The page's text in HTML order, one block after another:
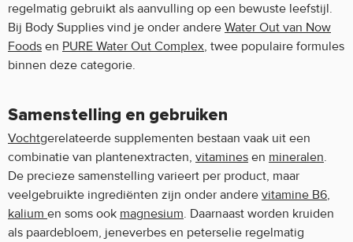
regelmatig gebruikt als aanvulling op een bewuste leefstijl.
Bij Body Supplies vind je onder andere Water Out van Now
Foods en PURE Water Out Complex, twee populaire formules
binnen deze categorie.
Samenstelling en gebruiken
Vochtgerelateerde supplementen bestaan vaak uit een
combinatie van plantenextracten, vitamines en mineralen.
De precieze samenstelling varieert per product, maar
veelgebruikte ingrediënten zijn onder andere vitamine B6,
kalium en soms ook magnesium. Daarnaast worden kruiden
als paardebloem, jeneverbes en peterselie regelmatig